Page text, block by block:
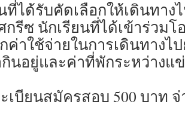
ที่ได้รับคัดเลือกให้เดินทาง
กรีซ นักเรียนที่ได้เข้าร่วม
ค่าใช้จ่ายในการเดินทางไ
นอยู่และค่าที่พักระหว่างแ
เบียนสมัครสอบ 500 บาท